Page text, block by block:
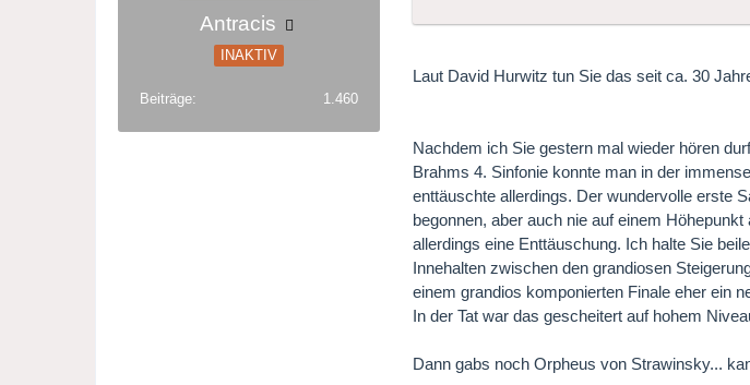
Antracis
INAKTIV
Beiträge 1.460
Laut David Hurwitz tun Sie das seit ca. 30
Nachdem ich Sie gestern mal wieder hören
Brahms 4. Sinfonie konnte man in der
enttäuschte allerdings. Der wundervolle erste
begonnen, aber auch nie auf einem
allerdings eine Enttäuschung. Ich halte Sie
Innehalten zwischen den grandiosen
einem grandios komponierten Finale eher ein
In der Tat war das gescheitert auf hohem
Dann gabs noch Orpheus von Strawinsky...